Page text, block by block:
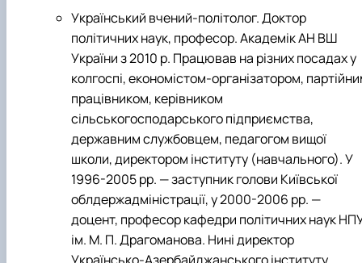
Український вчений-політолог. Доктор
політичних наук, професор. Академік АН ВШ
України з 2010 р. Працював на різних посадах у
колгоспі, економістом-організатором,
працівником, керівником
сільськогосподарського підприємства,
державним службовцем, педагогом вищої
школи, директором інституту (навчального). У
1996-2005 рр. — заступник голови Київської
облдержадміністрації, у 2000-2006 рр. —
доцент, професор кафедри політичних наук
ім. М. П. Драгоманова. Нині директор